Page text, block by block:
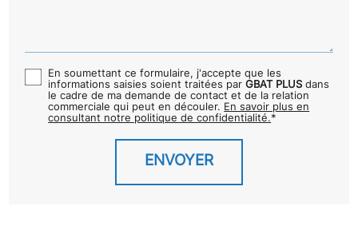
En soumettant ce formulaire, j'accepte que les
informations saisies soient traitées parGBAT PLUS dans
le cadre de ma demande de contact et de la relation
commerciale qui peut en découler. En savoir plus en
consultant notre politique de confidentialité.*